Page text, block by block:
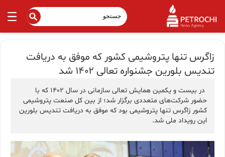
زاگرس تنها پتروشیمی کشور که موفق به دریافت
تندیس بلورین جشنواره تعالی ۱۴۰۲ شد
در بیست و یکمین همایش تعالی سازمانی در سال ۱۴۰۲ که با
حضور شرکت‌های متعددی برگزار شد؛ از بین کل صنعت پتروشیمی
کشور زاگرس تنها پتروشیمی بود که موفق به دریافت تندیس بلورین
این رویداد ملی شد.